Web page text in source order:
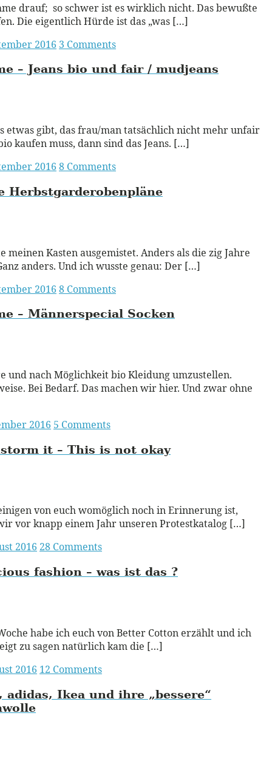
drauf; so schwer ist es wirklich nicht. Das bewußte
Die eigentlich Hürde ist das „was […]
2016 3 Comments
– Jeans bio und fair / mudjeans
etwas gibt, das frau/man tatsächlich nicht mehr unfair
kaufen muss, dann sind das Jeans. […]
2016 8 Comments
Herbstgarderobenpläne
meinen Kasten ausgemistet. Anders als die zig Jahre
anders. Und ich wusste genau: Der […]
2016 8 Comments
– Männerspecial Socken
und nach Möglichkeit bio Kleidung umzustellen.
Bei Bedarf. Das machen wir hier. Und zwar ohne
2016 5 Comments
it – This is not okay
von euch womöglich noch in Erinnerung ist,
vor knapp einem Jahr unseren Protestkatalog […]
2016 28 Comments
fashion – was ist das ?
habe ich euch von Better Cotton erzählt und ich
zu sagen natürlich kam die […]
2016 12 Comments
adidas, Ikea und ihre „bessere“